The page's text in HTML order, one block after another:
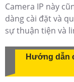
Camera IP này
dàng cài đặt và
sự thuận tiện và
Hướng dẫn